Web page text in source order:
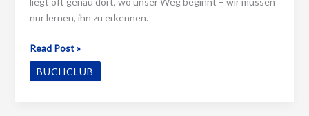
nur lernen, ihn zu erkennen.
Der
Alchimist
–
Read Post »
BUCHCLUB